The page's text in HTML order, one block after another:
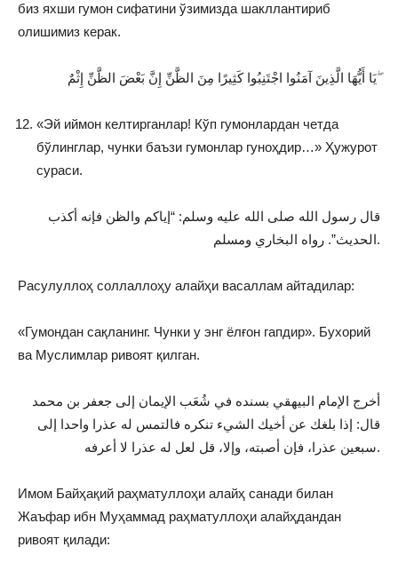
биз яхши гумон сифатини ўзимизда шакллантириб
олишимиз керак.
يَا أَيُّهَا الَّذِينَ آمَنُوا اجْتَنِبُوا كَثِيرًا مِنَ الظَّنِّ إِنَّ بَعْضَ الظَّنِّ إِثْمٌ ۖ
«Эй иймон келтирганлар! Кўп гумонлардан четда
бўлинглар, чунки баъзи гумонлар гуноҳдир…» Ҳужурот
сураси.
قال رسول الله صلى الله عليه وسلم: “إياكم والظن فإنه أكذب
الحديث”. رواه البخاري ومسلم.
Расулуллоҳ соллаллоҳу алайҳи васаллам айтадилар:
«Гумондан сақланинг. Чунки у энг ёлғон гапдир». Бухорий
ва Муслимлар ривоят қилган.
أخرج الإمام البيهقي بسنده في شُعَب الإيمان إلى جعفر بن محمد
قال: إذا بلغك عن أخيك الشيء تنكره فالتمس له عذرا واحدا إلى
سبعين عذرا، فإن أصبته، وإلا، قل لعل له عذرا لا أعرفه.
Имом Байҳақий раҳматуллоҳи алайҳ санади билан
Жаъфар ибн Муҳаммад раҳматуллоҳи алайҳдандан
ривоят қилади: